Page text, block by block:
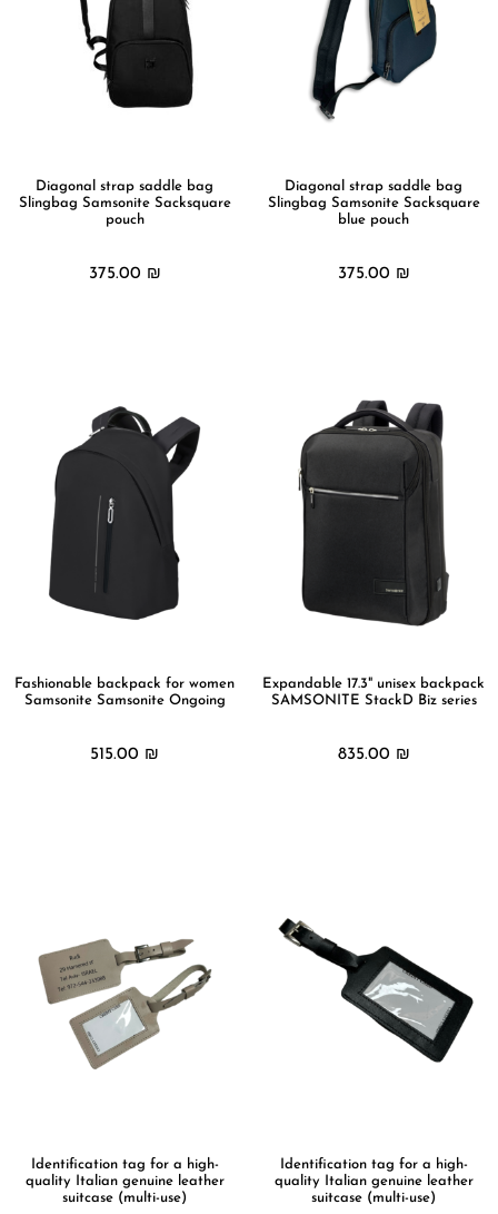
Diagonal strap saddle bag
Slingbag Samsonite Sacksquare
blue pouch
375.00 ₪
Diagonal strap saddle bag
Slingbag Samsonite Sacksquare
pouch
375.00 ₪
Expandable 17.3" unisex backpack
SAMSONITE StackD Biz series
835.00 ₪
Fashionable backpack for women
Samsonite Samsonite Ongoing
515.00 ₪
Identification tag for a high-
quality Italian genuine leather
suitcase (multi-use)
Identification tag for a high-
quality Italian genuine leather
suitcase (multi-use)